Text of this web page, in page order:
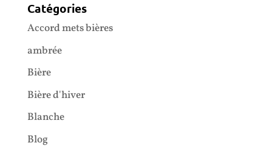
Catégories
Accord mets bières
ambrée
Bière
Bière d'hiver
Blanche
Blog